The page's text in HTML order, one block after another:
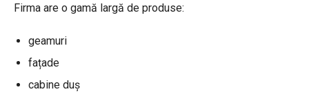
Firma are o gamă largă de produse:
geamuri
fațade
cabine duș